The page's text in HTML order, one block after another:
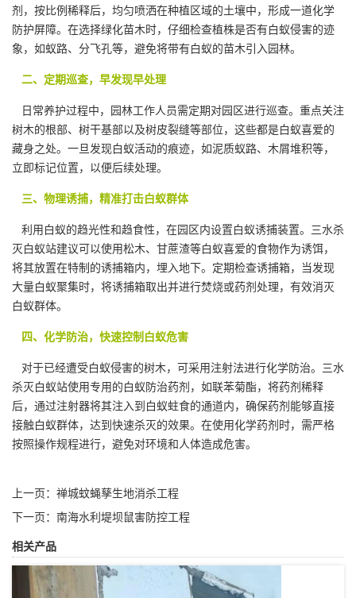
剂，按比例稀释后，均匀喷洒在种植区域的土壤中，形成一道化学
防护屏障。在选择绿化苗木时，仔细检查植株是否有白蚁侵害的迹
象，如蚁路、分飞孔等，避免将带有白蚁的苗木引入园林。
二、定期巡查，早发现早处理
日常养护过程中，园林工作人员需定期对园区进行巡查。重点关注
树木的根部、树干基部以及树皮裂缝等部位，这些都是白蚁喜爱的
藏身之处。一旦发现白蚁活动的痕迹，如泥质蚁路、木屑堆积等，
立即标记位置，以便后续处理。
三、物理诱捕，精准打击白蚁群体
利用白蚁的趋光性和趋食性，在园区内设置白蚁诱捕装置。三水杀
灭白蚁站建议可以使用松木、甘蔗渣等白蚁喜爱的食物作为诱饵，
将其放置在特制的诱捕箱内，埋入地下。定期检查诱捕箱，当发现
大量白蚁聚集时，将诱捕箱取出并进行焚烧或药剂处理，有效消灭
白蚁群体。
四、化学防治，快速控制白蚁危害
对于已经遭受白蚁侵害的树木，可采用注射法进行化学防治。三水
杀灭白蚁站使用专用的白蚁防治药剂，如联苯菊酯，将药剂稀释
后，通过注射器将其注入到白蚁蛀食的通道内，确保药剂能够直接
接触白蚁群体，达到快速杀灭的效果。在使用化学药剂时，需严格
按照操作规程进行，避免对环境和人体造成危害。
上一页： 禅城蚊蝇孳生地消杀工程
下一页： 南海水利堤坝鼠害防控工程
相关产品